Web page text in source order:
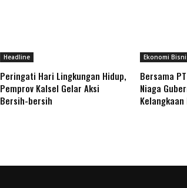
Headline
Peringati Hari Lingkungan Hidup,
Pemprov Kalsel Gelar Aksi
Bersih-bersih
Ekonomi
Bersama
Niaga
Kelangkaan